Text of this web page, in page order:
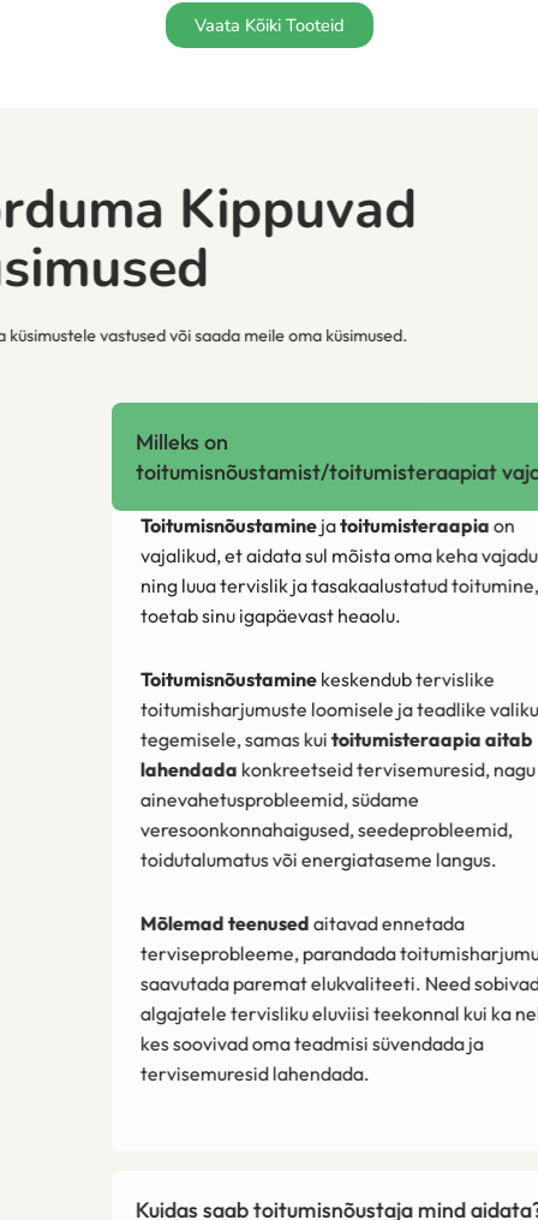
Vaata Kõiki Tooteid
Korduma Kippuvad
Küsimused
Leia oma küsimustele vastused või saada meile oma küsimused.
Milleks on
toitumisnõustamist/toitumisteraapiat vaja?
Toitumisnõustaminejatoitumisteraapiaon
vajalikud, et aidata sul mõista oma keha vajadusi
ning luua tervislik ja tasakaalustatud toitumine, mis
toetab sinu igapäevast heaolu.
Toitumisnõustaminekeskendub tervislike
toitumisharjumuste loomisele ja teadlike valikute
tegemisele, samas kuitoitumisteraapia aitab
lahendadakonkreetseid tervisemuresid, nagu
ainevahetusprobleemid, südame
veresoonkonnahaigused, seedeprobleemid,
toidutalumatus või energiataseme langus.
Mõlemad teenusedaitavad ennetada
terviseprobleeme, parandada toitumisharjumusi ja
saavutada paremat elukvaliteeti. Need sobivad nii
algajatele tervisliku eluviisi teekonnal kui ka neile,
kes soovivad oma teadmisi süvendada ja
tervisemuresid lahendada.
Kuidas saab toitumisnõustaja mind aidata?